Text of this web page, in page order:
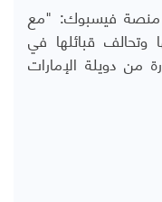
منصة فيسبوك: "مع
قبائلها في
من دويلة الإمارات